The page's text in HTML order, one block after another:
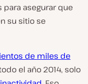
para asegurar que
su sitio se
de miles de
el año 2014, solo